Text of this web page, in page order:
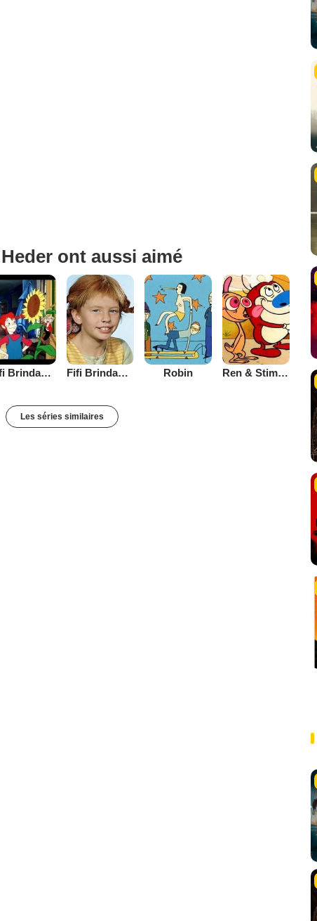
ont aussi aimé
Fifi Brindacier (1998) Fifi Brindacier (1969) Robin Ren & Stimpy
Les séries similaires